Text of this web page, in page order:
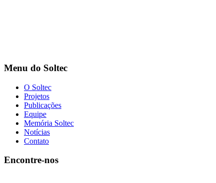
Menu do Soltec
O Soltec
Projetos
Publicações
Equipe
Memória Soltec
Notícias
Contato
Encontre-nos